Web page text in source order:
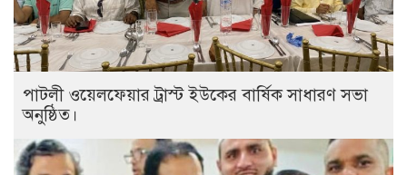
পাটলী ওয়েলফেয়ার ট্রাস্ট ইউকের বার্ষিক সাধারণ সভা
অনুষ্ঠিত।